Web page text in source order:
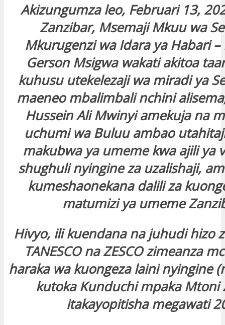
Akizungumza leo, Februari 13,
Zanzibar, Msemaji Mkuu wa
Mkurugenzi wa Idara ya Habari –
Gerson Msigwa wakati akitoa
kuhusu utekelezaji wa miradi ya
maeneo mbalimbali nchini
Hussein Ali Mwinyi amekuja na
uchumi wa Buluu ambao
makubwa ya umeme kwa ajili ya
shughuli nyingine za uzalishaji,
kumeshaonekana dalili za
matumizi ya umeme
Hivyo, ili kuendana na juhudi hizo
TANESCO na ZESCO zimeanza
haraka wa kuongeza laini nyingine
kutoka Kunduchi mpaka Mtoni
itakayopitisha megawati